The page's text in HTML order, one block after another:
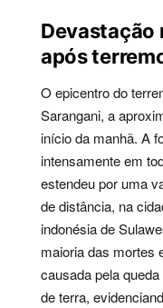
Devastação
após
O epicentro do
Sarangani, a
início da manhã. A
intensamente em
estendeu por uma
de distância, na
indonésia de
maioria das mortes
causada pela
de terra,